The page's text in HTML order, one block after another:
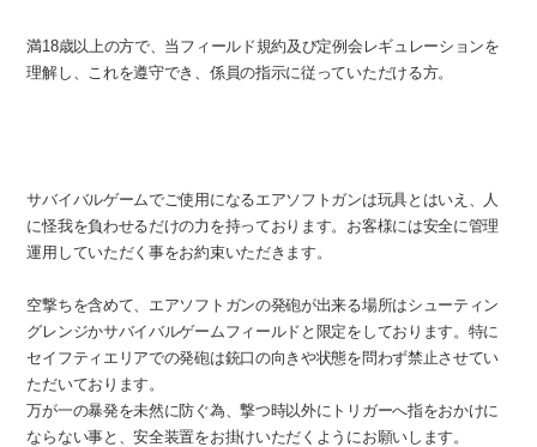
満18歳以上の方で、当フィールド規約及び定例会レギュレーションを
理解し、これを遵守でき、係員の指示に従っていただける方。
サバイバルゲームでご使用になるエアソフトガンは玩具とはいえ、人
に怪我を負わせるだけの力を持っております。お客様には安全に管理
運用していただく事をお約束いただきます。
空撃ちを含めて、エアソフトガンの発砲が出来る場所はシューティン
グレンジかサバイバルゲームフィールドと限定をしております。特に
セイフティエリアでの発砲は銃口の向きや状態を問わず禁止させてい
ただいております。
万が一の暴発を未然に防ぐ為、撃つ時以外にトリガーへ指をおかけに
ならない事と、安全装置をお掛けいただくようにお願いします。